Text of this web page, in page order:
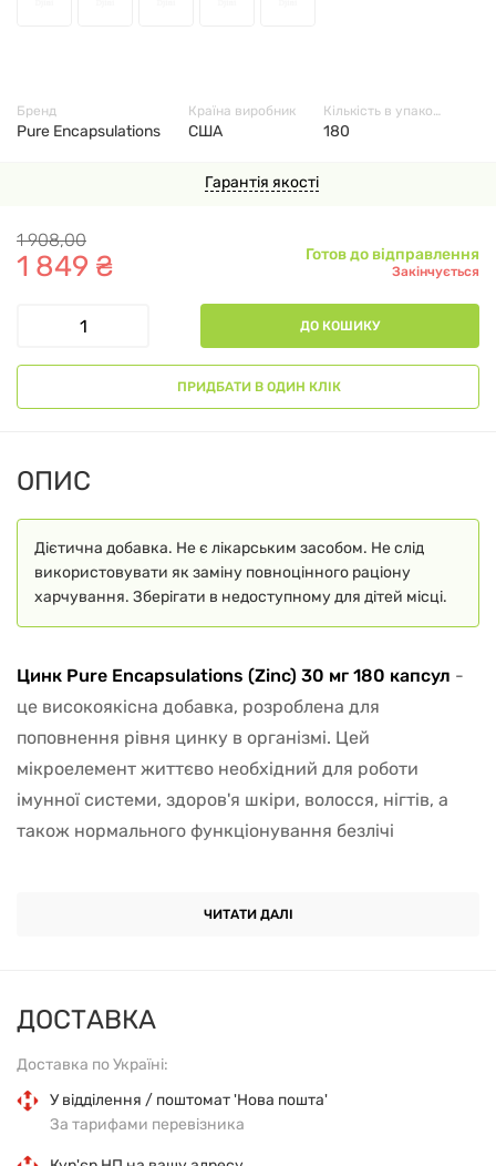
Гарантія якості
1 908,00
1 849 ₴ Готов до відправлення
Закінчується
ДО КОШИКУ
ПРИДБАТИ В ОДИН КЛІК
ДОСТАВКА
Доставка по Україні:
У відділення / поштомат 'Нова пошта'
За тарифами перевізника
Бренд
Pure Encapsulations
Країна виробник
США
Кількість в упаковці
180
ОПИС
Дієтична добавка. Не є лікарським засобом. Не слід
використовувати як заміну повноцінного раціону
харчування. Зберігати в недоступному для дітей місці.
Цинк Pure Encapsulations (Zinc) 30 мг 180 капсул -
це високоякісна добавка, розроблена для
поповнення рівня цинку в організмі. Цей
мікроелемент життєво необхідний для роботи
імунної системи, здоров'я шкіри, волосся, нігтів, а
також нормального функціонування безлічі
загальному стані організму, тому його своєчасне
Цинк відіграє ключову роль у підтримці
системи . Він необхідний для активації та регуляції
захисних клітин, таких як Т-лімфоцити, які борються
з інфекціями та запаленнями. Дослідження
ЧИТАТИ ДАЛІ